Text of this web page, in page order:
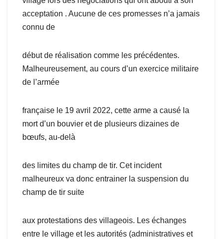
acceptation . Aucune de ces promesses n’a jamais
connu de
début de réalisation comme les précédentes.
Malheureusement, au cours d’un exercice militaire
de l’armée
française le 19 avril 2022, cette arme a causé la
mort d’un bouvier et de plusieurs dizaines de
bœufs, au-delà
des limites du champ de tir. Cet incident
malheureux va donc entrainer la suspension du
champ de tir suite
aux protestations des villageois. Les échanges
entre le village et les autorités (administratives et